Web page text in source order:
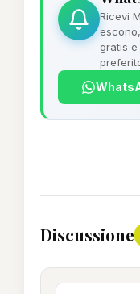
Ricevi
gratis
Discussione